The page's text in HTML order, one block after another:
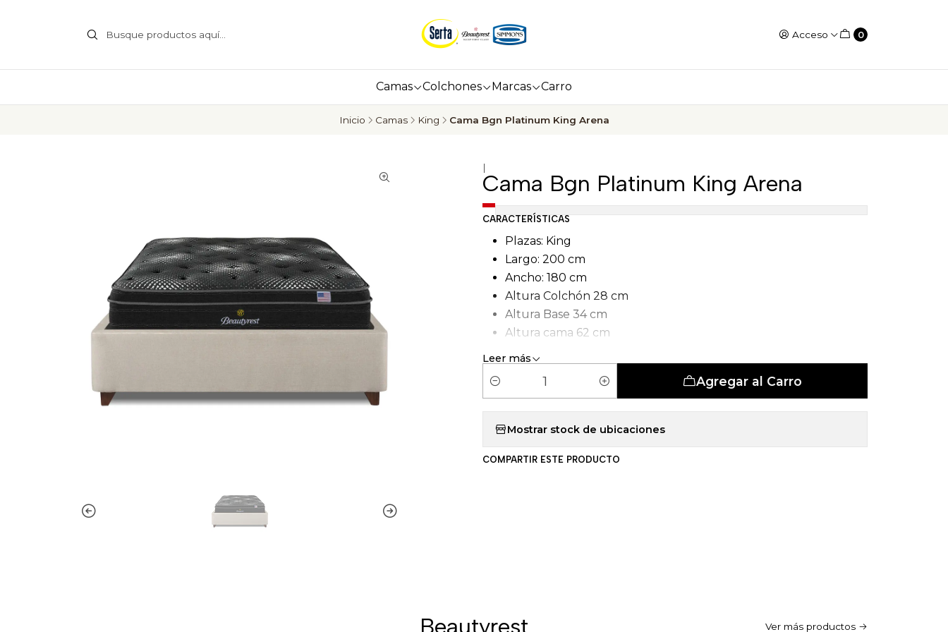
Acceso 0
Camas Colchones Marcas Carro
Inicio Camas King Cama Bgn Platinum King Arena
|
Cama Bgn Platinum King Arena
CARACTERÍSTICAS
Plazas: King
Largo: 200 cm
Ancho: 180 cm
Altura Colchón 28 cm
Altura Base 34 cm
Altura cama 62 cm
Tipo de Carcasa: Pocket 5 Zonas
Leer más
t
i
Agregar al Carro
Mostrar stock de ubicaciones
COMPARTIR ESTE PRODUCTO
Beautyrest Ver más productos